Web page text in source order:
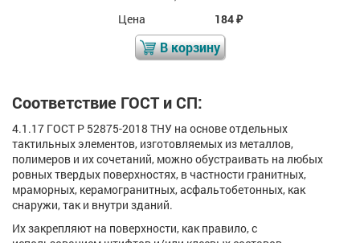
Цена
184₽
В корзину
Соответствие ГОСТ и СП:
4.1.17 ГОСТ Р 52875-2018 ТНУ на основе отдельных
тактильных элементов, изготовляемых из металлов,
полимеров и их сочетаний, можно обустраивать на любых
ровных твердых поверхностях, в частности гранитных,
мраморных, керамогранитных, асфальтобетонных, как
снаружи, так и внутри зданий.
Их закрепляют на поверхности, как правило, с